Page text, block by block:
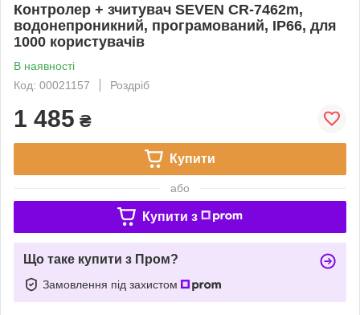
Контролер + зчитувач SEVEN CR-7462m,
водонепроникний, програмований, IP66, для
1000 користувачів
В наявності
Код: 00021157
Роздріб
1 485 ₴
Купити
або
Купити з
Що таке купити з Пром?
Замовлення під захистом